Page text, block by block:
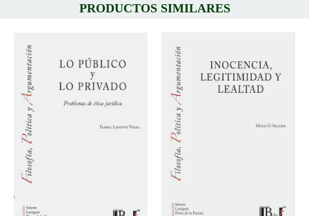
PRODUCTOS SIMILARES